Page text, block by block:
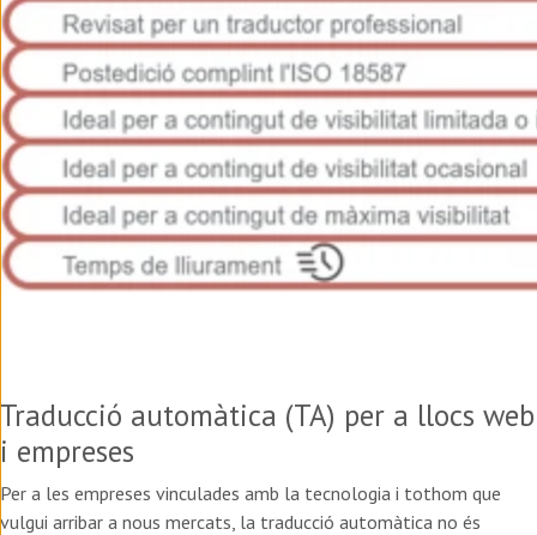
Traducció automàtica (TA) per a llocs web
i empreses
Per a les empreses vinculades amb la tecnologia i tothom que
vulgui arribar a nous mercats, la traducció automàtica no és